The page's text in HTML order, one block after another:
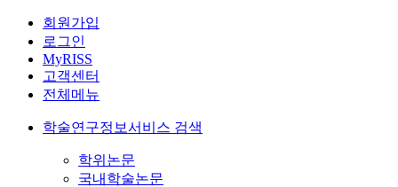
회원가입
로그인
MyRISS
고객센터
전체메뉴
학술연구정보서비스 검색
학위논문
국내학술논문